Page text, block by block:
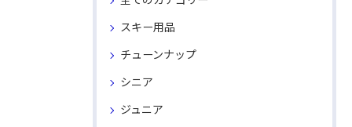
スキー用品
チューンナップ
シニア
ジュニア